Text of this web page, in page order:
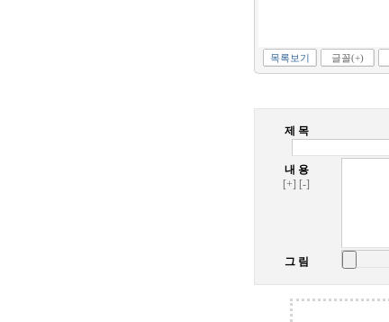
목록보기 글꼴(+)
제 목
내 용
[+] [-]
그 림